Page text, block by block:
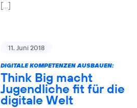
[…]
11. Juni 2018
DIGITALE KOMPETENZEN AUSBAUEN:
Think Big macht
Jugendliche fit für die
digitale Welt